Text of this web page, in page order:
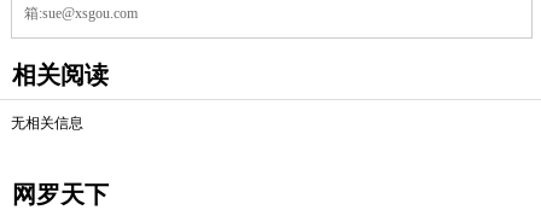
箱:sue@xsgou.com
相关阅读
无相关信息
网罗天下